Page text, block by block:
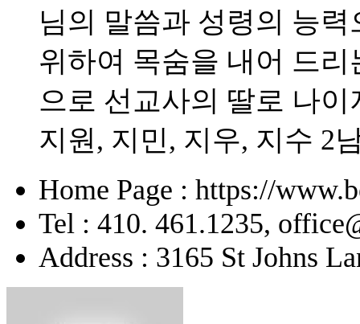
님의 말씀과 성령의 능
위하여 목숨을 내어 드
으로 선교사의 딸로 나
지원, 지민, 지우, 지수 2
Home Page : https://
Tel : 410. 461.1235,
Address : 3165 St Johns